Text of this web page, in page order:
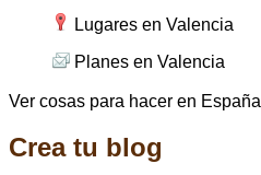
Lugares en Valencia
Planes en Valencia
Ver cosas para hacer en España
Crea tu blog